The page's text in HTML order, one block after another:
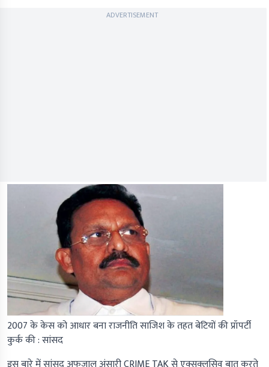
ADVERTISEMENT
2007 के केस को आधार बना राजनीति साजिश के तहत बेटियों की प्रॉपर्टी
कुर्क की : सांसद